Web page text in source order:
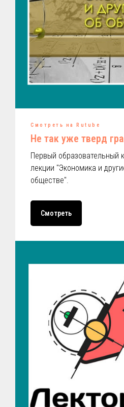
Смотреть на Rutube
Не так уже тверд
Первый образовательный
лекции "Экономика и
обществе".
Смотреть